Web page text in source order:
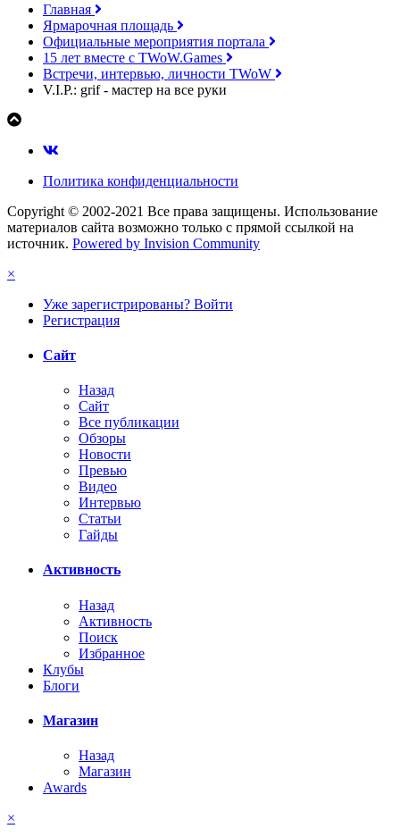
Главная
Ярмарочная площадь
Официальные мероприятия портала
15 лет вместе с TWoW.Games
Встречи, интервью, личности TWoW
V.I.P.: grif - мастер на все руки
Политика конфиденциальности
Copyright © 2002-2021 Все права защищены. Использование
материалов сайта возможно только с прямой ссылкой на
источник. Powered by Invision Community
×
Уже зарегистрированы? Войти
Регистрация
Сайт
Назад
Сайт
Все публикации
Обзоры
Новости
Превью
Видео
Интервью
Статьи
Гайды
Активность
Назад
Активность
Поиск
Избранное
Клубы
Блоги
Магазин
Назад
Магазин
Awards
×